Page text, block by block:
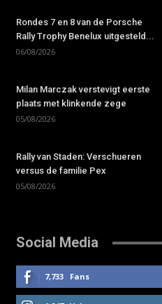
Rondes 7 en 8 van de Porsche
Rally Trophy Benelux uitgesteld...
06/08/2026
Milan Marczak verstevigt eerste
plaats met klinkende zege
05/08/2026
Rally van Staden: Verschueren
versus de familie Pex
05/08/2026
Social Media
7,733 Fans